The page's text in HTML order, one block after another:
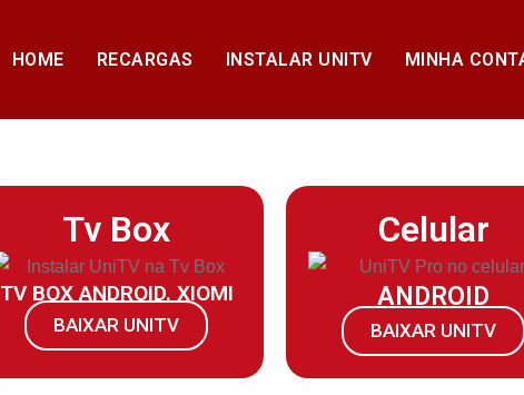
HOME RECARGAS INSTALAR UNITV MINHA
Tv Box
TV BOX ANDROID. XIOMI
BAIXAR UNITV
Celular
ANDROID
BAIXAR UNITV